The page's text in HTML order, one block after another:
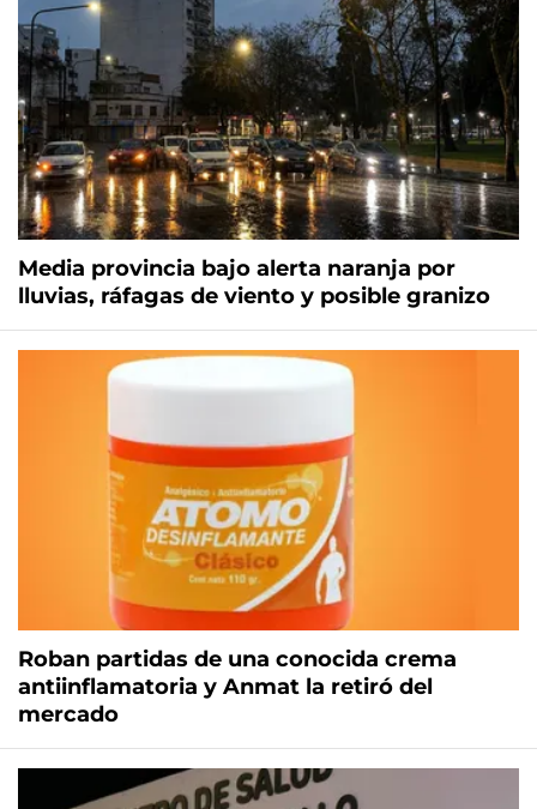
Media provincia bajo alerta naranja por
lluvias, ráfagas de viento y posible granizo
Roban partidas de una conocida crema
antiinflamatoria y Anmat la retiró del
mercado